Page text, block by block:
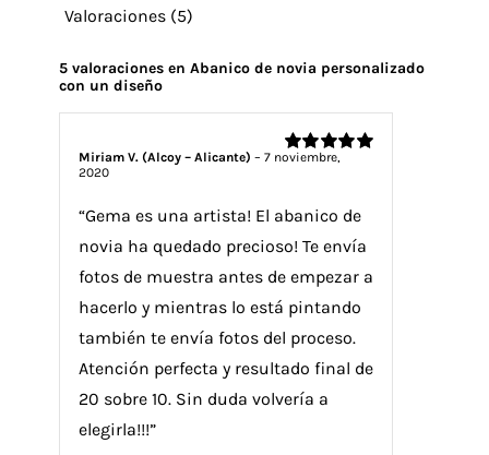
cantidad
Valoraciones (5)
5 valoraciones en Abanico de novia personalizado
con un diseño
Valorado
Miriam V. (Alcoy – Alicante) – 7 noviembre,
2020
“Gema es una artista! El abanico de
novia ha quedado precioso! Te envía
fotos de muestra antes de empezar a
hacerlo y mientras lo está pintando
también te envía fotos del proceso.
Atención perfecta y resultado final de
20 sobre 10. Sin duda volvería a
elegirla!!!”